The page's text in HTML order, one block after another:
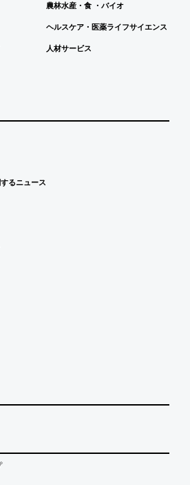
農林水産・食 ・バイオ
ヘルスケア・医薬ライフサイエンス
人材サービス
るニュース